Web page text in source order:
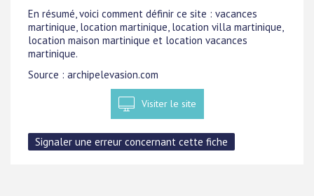
En résumé, voici comment définir ce site : vacances
martinique, location martinique, location villa martinique,
location maison martinique et location vacances
martinique.
Source : archipelevasion.com
Visiter le site